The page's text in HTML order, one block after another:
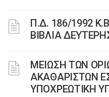
Π.Δ. 186/1992
ΒΙΒΛΙΑ
ΜΕΙΩΣΗ ΤΩΝ
ΑΚΑΘΑΡΙΣΤΩΝ
ΥΠΟΧΡΕΩΤΙΚΗ